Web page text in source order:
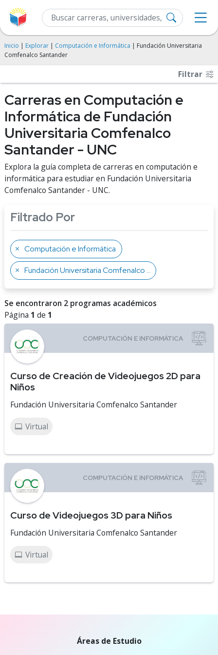
Inicio | Explorar | Computación e Informática | Fundación Universitaria
Comfenalco Santander
Filtrar
Carreras en Computación e
Informática de Fundación
Universitaria Comfenalco
Santander - UNC
Explora la guía completa de carreras en computación e
informática para estudiar en Fundación Universitaria
Comfenalco Santander - UNC.
Filtrado Por
Computación e Informática
Fundación Universitaria Comfenalco Santander
Se encontraron 2 programas académicos
Página 1 de 1
Curso de Creación de Videojuegos 2D para
Niños
Fundación Universitaria Comfenalco Santander
Virtual
Curso de Videojuegos 3D para Niños
Fundación Universitaria Comfenalco Santander
Virtual
Áreas de Estudio